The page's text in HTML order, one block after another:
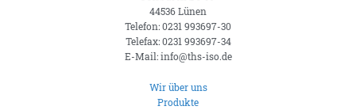
44536 Lünen
Telefon: 0231 993697-30
Telefax: 0231 993697-34
E-Mail: info@ths-iso.de
Wir über uns
Produkte